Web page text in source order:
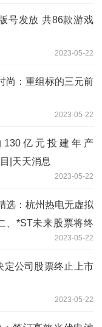
号发放 共86款游戏
2023-05-22
尚：重组标的三元前
2023-05-22
亿元投建年产
|天天消息
2023-05-22
选：杭州热电无虚拟
、*ST未来股票将终
2023-05-22
定公司股票终止上市
2023-05-22